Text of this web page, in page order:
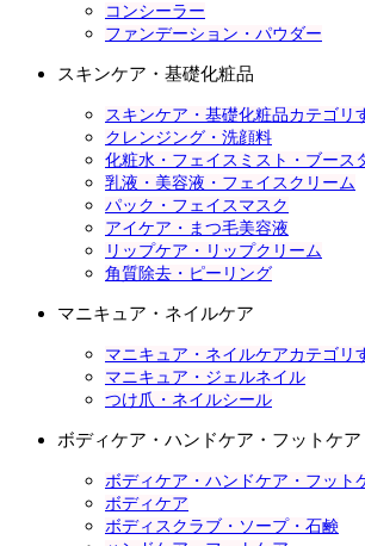
コンシーラー
ファンデーション・パウダー
スキンケア・基礎化粧品
スキンケア・基礎化粧品カテゴリ
クレンジング・洗顔料
化粧水・フェイスミスト・ブース
乳液・美容液・フェイスクリーム
パック・フェイスマスク
アイケア・まつ毛美容液
リップケア・リップクリーム
角質除去・ピーリング
マニキュア・ネイルケア
マニキュア・ネイルケアカテゴリ
マニキュア・ジェルネイル
つけ爪・ネイルシール
ボディケア・ハンドケア・フットケア
ボディケア・ハンドケア・フット
ボディケア
ボディスクラブ・ソープ・石鹸